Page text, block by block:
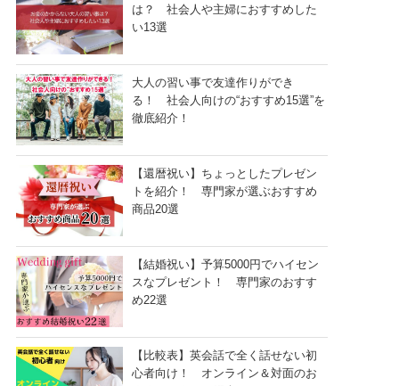
は？ 社会人や主婦におすすめした
い13選
大人の習い事で友達作りができ
る！ 社会人向けの“おすすめ15選”を
徹底紹介！
【還暦祝い】ちょっとしたプレゼン
トを紹介！ 専門家が選ぶおすすめ
商品20選
【結婚祝い】予算5000円でハイセン
スなプレゼント！ 専門家のおすす
め22選
【比較表】英会話で全く話せない初
心者向け！ オンライン＆対面のお